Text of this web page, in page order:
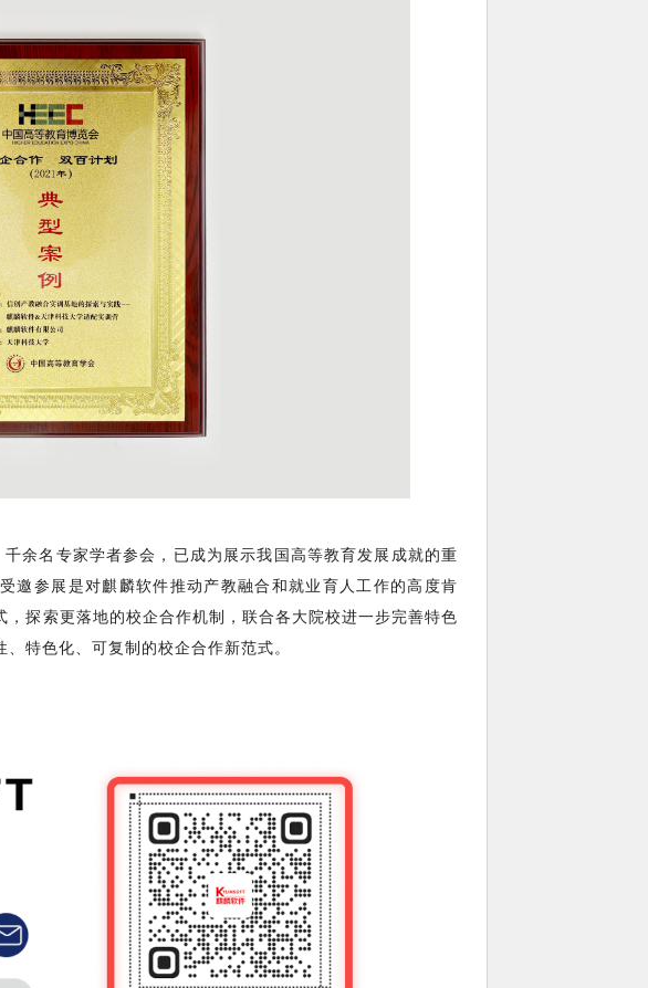
余名专家学者参会，已成为展示我国高等教育发展成就的重
邀参展是对麒麟软件推动产教融合和就业育人工作的高度肯
探索更落地的校企合作机制，联合各大院校进一步完善特色
特色化、可复制的校企合作新范式。